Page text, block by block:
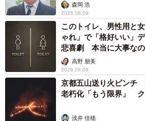
森岡 浩
2026.08.09
このトイレ、男性用と
ゃれ」で「格好いい」
悲喜劇 本当に大事な
く…高野 朋美
2026.08.09
京都五山送り火ピンチ
老朽化「もう限界」
浅井 佳穂